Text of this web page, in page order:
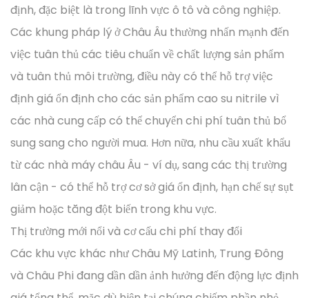
định, đặc biệt là trong lĩnh vực ô tô và công nghiệp.
Các khung pháp lý ở Châu Âu thường nhấn mạnh đến
việc tuân thủ các tiêu chuẩn về chất lượng sản phẩm
và tuân thủ môi trường, điều này có thể hỗ trợ việc
định giá ổn định cho các sản phẩm cao su nitrile vì
các nhà cung cấp có thể chuyển chi phí tuân thủ bổ
sung sang cho người mua. Hơn nữa, nhu cầu xuất khẩu
từ các nhà máy châu Âu - ví dụ, sang các thị trường
lân cận - có thể hỗ trợ cơ sở giá ổn định, hạn chế sự sụt
giảm hoặc tăng đột biến trong khu vực.
Thị trường mới nổi và cơ cấu chi phí thay đổi
Các khu vực khác như Châu Mỹ Latinh, Trung Đông
và Châu Phi đang dần dần ảnh hưởng đến động lực định